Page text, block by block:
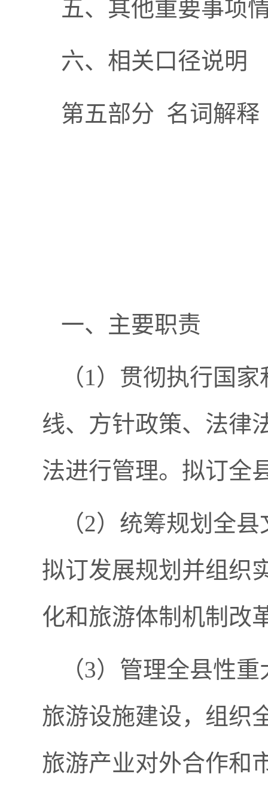
五、其他重要事项
六、相关口径说明
第五部分 名词解释
一、主要职责
（1）贯彻执行国
线、方针政策、法律
法进行管理。拟订全
（2）统筹规划全
拟订发展规划并组织
化和旅游体制机制改
（3）管理全县性
旅游设施建设，组织
旅游产业对外合作和